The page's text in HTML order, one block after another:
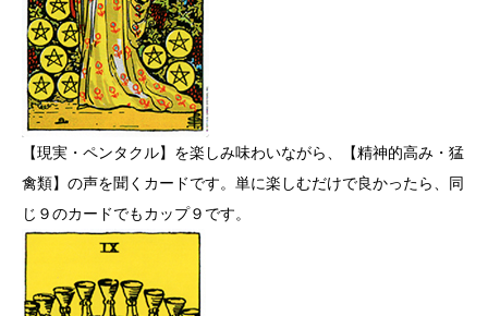
【現実・ペンタクル】を楽しみ味わいながら、【精神的高み・猛
禽類】の声を聞くカードです。単に楽しむだけで良かったら、同
じ９のカードでもカップ９です。